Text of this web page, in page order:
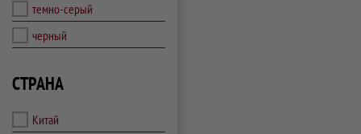
темно-серый
черный
СТРАНА
Китай